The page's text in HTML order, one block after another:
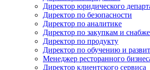
Директор юридического
Директор по безопасности
Директор по аналитике
Директор по закупкам и
Директор по продукту
Директор по обучению и
Менеджер ресторанного
Директор клиентского сервиса